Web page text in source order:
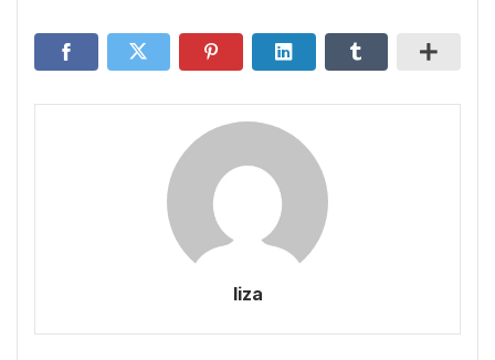
liza